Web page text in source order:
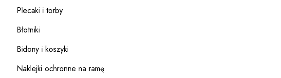
Plecaki i torby
Błotniki
Bidony i koszyki
Naklejki ochronne na ramę